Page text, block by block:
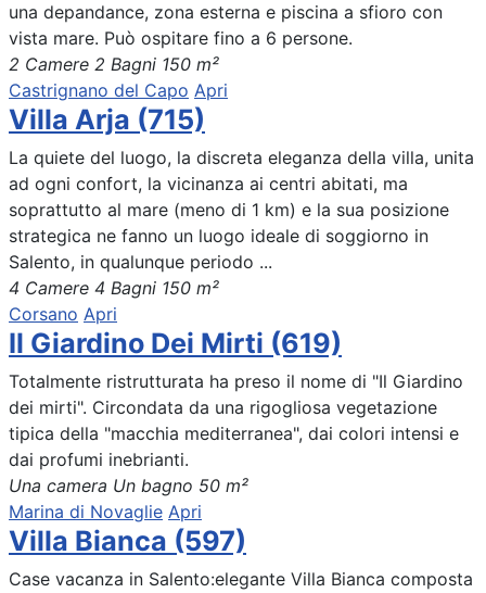
una depandance, zona esterna e piscina a sfioro con
vista mare. Può ospitare fino a 6 persone.
2 Camere 2 Bagni 150 m²
Castrignano del Capo Apri
Villa Arja (715)
La quiete del luogo, la discreta eleganza della villa, unita
ad ogni confort, la vicinanza ai centri abitati, ma
soprattutto al mare (meno di 1 km) e la sua posizione
strategica ne fanno un luogo ideale di soggiorno in
Salento, in qualunque periodo ...
4 Camere 4 Bagni 150 m²
Corsano Apri
Il Giardino Dei Mirti (619)
Totalmente ristrutturata ha preso il nome di "Il Giardino
dei mirti". Circondata da una rigogliosa vegetazione
tipica della "macchia mediterranea", dai colori intensi e
dai profumi inebrianti.
Una camera Un bagno 50 m²
Marina di Novaglie Apri
Villa Bianca (597)
Case vacanza in Salento:elegante Villa Bianca composta